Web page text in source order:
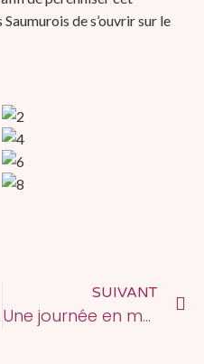
de s’ouvrir sur le
SUIVANT
Une journée en mode mannequin !